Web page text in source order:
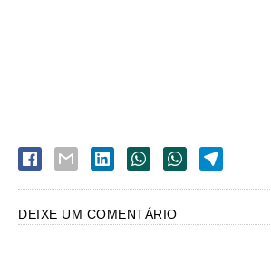
DEIXE UM COMENTÁRIO